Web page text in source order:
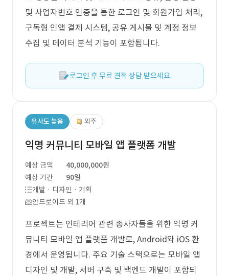
및 사업자번호 인증을 통한 로그인 및 회원가입 처리,
구독형 인앱 결제 시스템, 공유 게시물 및 계정 정보
수집 및 데이터 분석 기능이 포함됩니다.
로그인 후 무료 견적 상담 받으세요.
유사도 높음 외주
익명 커뮤니티 모바일 앱 플랫폼 개발
예상 금액
40,000,000원
예상 기간
90일
개발 · 디자인 · 기획
안드로이드 외 1개
프로젝트는 인테리어 관련 종사자들을 위한 익명 커
뮤니티 모바일 앱 플랫폼 개발로, Android와 iOS 환
경에서 운영됩니다. 주요 기술 스택으로는 모바일 앱
디자인 및 개발, 서버 구축 및 백엔드 개발이 포함되